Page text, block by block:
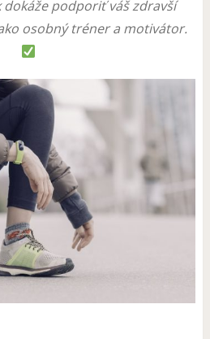
dokáže podporiť váš zdravší
osobný tréner a motivátor.